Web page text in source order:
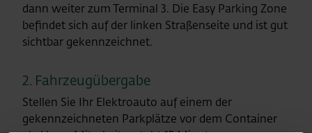
dann weiter zum Terminal 3. Die Easy Parking Zone
befindet sich auf der linken Straßenseite und ist gut
sichtbar gekennzeichnet.
2. Fahrzeugübergabe
Stellen Sie Ihr Elektroauto auf einem der
gekennzeichneten Parkplätze vor dem Container